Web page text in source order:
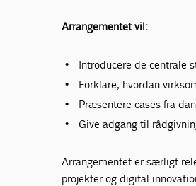
Arrangementet vil:
Introducere de centrale
Forklare, hvordan
Præsentere cases fra
Give adgang til
Arrangementet er særligt
projekter og digital